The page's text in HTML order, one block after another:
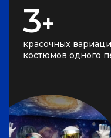
3+
красочных
костюмов одного